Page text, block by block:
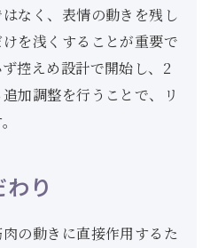
なく、表情の動きを残し
を浅くすることが重要で
控えめ設計で開始し、2
加調整を行うことで、リ
り
の動きに直接作用するた